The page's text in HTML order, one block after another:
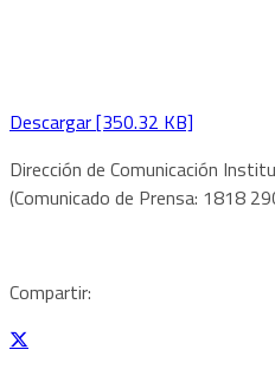
Descargar [350.32 KB]
Dirección de Comunicación
(Comunicado de Prensa: 1818
Compartir: